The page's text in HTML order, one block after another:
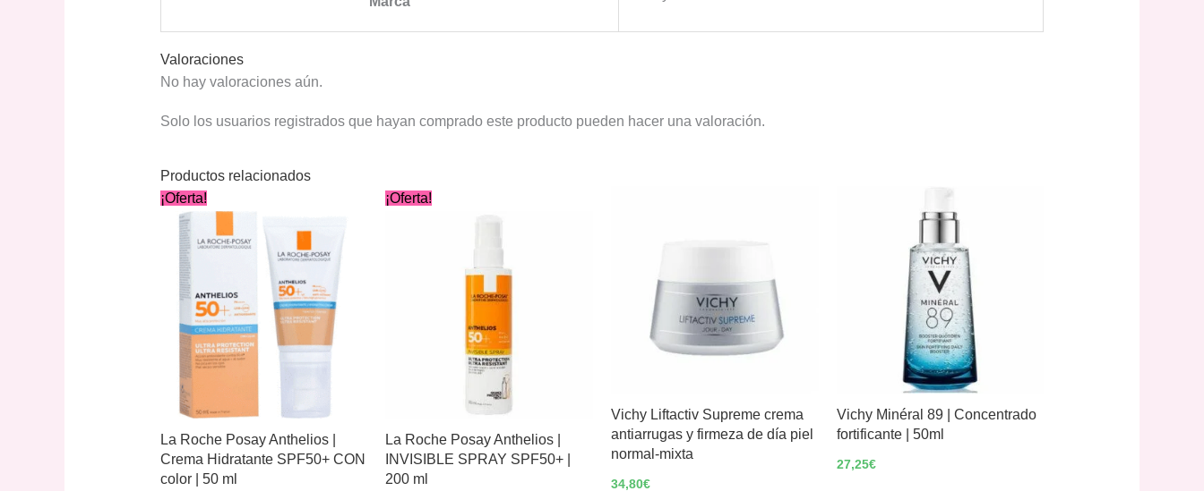
celular
Valoraciones
No hay valoraciones aún.
Solo los usuarios registrados que hayan comprado este producto pueden hacer una valoración.
Productos relacionados
¡Oferta!
La Roche Posay Anthelios |
Crema Hidratante SPF50+ CON
color | 50 ml
¡Oferta!
La Roche Posay Anthelios |
INVISIBLE SPRAY SPF50+ |
200 ml
Vichy Liftactiv Supreme crema
antiarrugas y firmeza de día piel
normal-mixta
34,80€
Vichy Minéral 89 | Concentrado
fortificante | 50ml
27,25€